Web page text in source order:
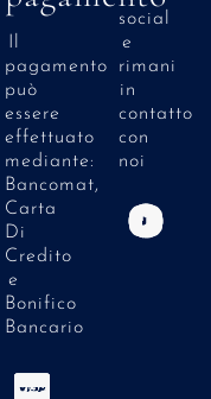
Il
pagamento
può
essere
effettuato
mediante:
Bancomat,
Carta
Di
Credito
e
Bonifico
Bancario
social
e
rimani
in
contatto
con
noi